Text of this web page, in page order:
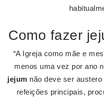
Como fazer
“A Igreja como mãe e
menos uma vez por ano
jejum não deve ser
refeições principais,